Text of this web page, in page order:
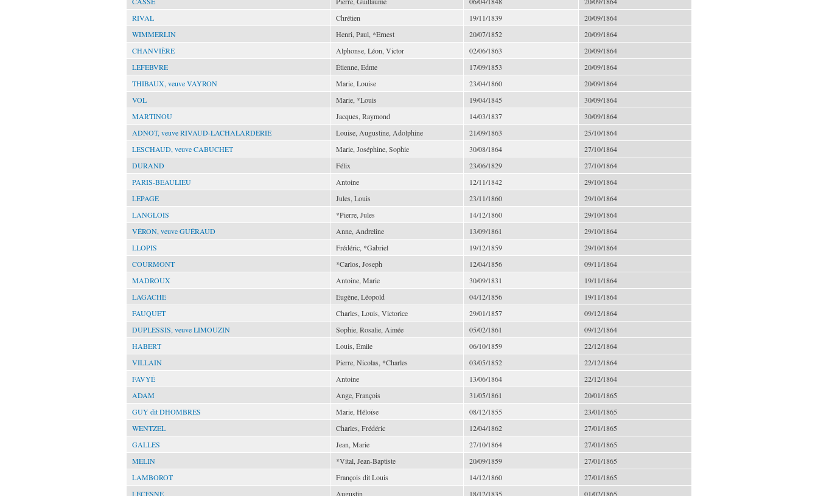
RIVAL
Chrétien 19/11/1839
20/09/1864
WIMMERLIN
Henri, Paul, *Ernest 20/07/1852
20/09/1864
CHANVIÈRE
Alphonse, Léon, Victor 02/06/1863
20/09/1864
LEFEBVRE
Étienne, Edme 17/09/1853
20/09/1864
THIBAUX, veuve VAYRON
Marie, Louise 23/04/1860
20/09/1864
VOL
Marie, *Louis 19/04/1845
30/09/1864
MARTINOU
Jacques, Raymond 14/03/1837
30/09/1864
ADNOT, veuve RIVAUD-LACHALARDERIE
Louise, Augustine, Adolphine 21/09/1863
25/10/1864
LESCHAUD, veuve CABUCHET
Marie, Joséphine, Sophie 30/08/1864
27/10/1864
DURAND
Félix 23/06/1829
27/10/1864
PARIS-BEAULIEU
Antoine 12/11/1842
29/10/1864
LEPAGE
Jules, Louis 23/11/1860
29/10/1864
LANGLOIS
*Pierre, Jules 14/12/1860
29/10/1864
VÉRON, veuve GUÉRAUD
Anne, Andreline 13/09/1861
29/10/1864
LLOPIS
Frédéric, *Gabriel 19/12/1859
29/10/1864
COURMONT
*Carlos, Joseph 12/04/1856
09/11/1864
MADROUX
Antoine, Marie 30/09/1831
19/11/1864
LAGACHE
Eugène, Léopold 04/12/1856
19/11/1864
FAUQUET
Charles, Louis, Victorice 29/01/1857
09/12/1864
DUPLESSIS, veuve LIMOUZIN
Sophie, Rosalie, Aimée 05/02/1861
09/12/1864
HABERT
Louis, Émile 06/10/1859
22/12/1864
VILLAIN
Pierre, Nicolas, *Charles 03/05/1852
22/12/1864
FAVYÉ
Antoine 13/06/1864
22/12/1864
ADAM
Ange, François 31/05/1861
20/01/1865
GUY dit DHOMBRES
Marie, Héloïse 08/12/1855
23/01/1865
WENTZEL
Charles, Frédéric 12/04/1862
27/01/1865
GALLES
Jean, Marie 27/10/1864
27/01/1865
MELIN
*Vital, Jean-Baptiste 20/09/1859
27/01/1865
LAMBOROT
François dit Louis 14/12/1860
27/01/1865
LECESNE
Augustin 18/12/1835 01/02/1865